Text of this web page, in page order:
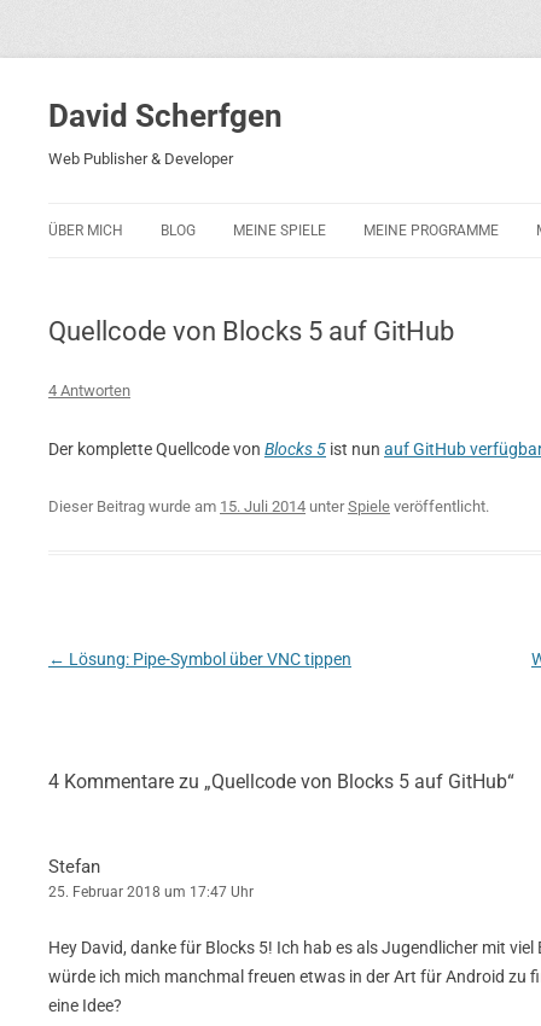
David Scherfgen
Web Publisher & Developer
ÜBER MICH BLOG MEINE SPIELE
BLOCKS 2001
MEINE PROGRAMME
Quellcode von Blocks 5 auf GitHub
4 Antworten
Der komplette Quellcode von Blocks 5 ist nun auf GitHub
Dieser Beitrag wurde am 15. Juli 2014 unterSpiele veröffentlicht.
Beitragsnavigation
← Lösung: Pipe-Symbol über VNC tippen
4 Kommentare zu „Quellcode von Blocks 5 auf GitHub“
Stefan
25. Februar 2018 um 17:47 Uhr
Hey David, danke für Blocks 5! Ich hab es als Jugendlicher mit
würde ich mich manchmal freuen etwas in der Art für Android zu
eine Idee?